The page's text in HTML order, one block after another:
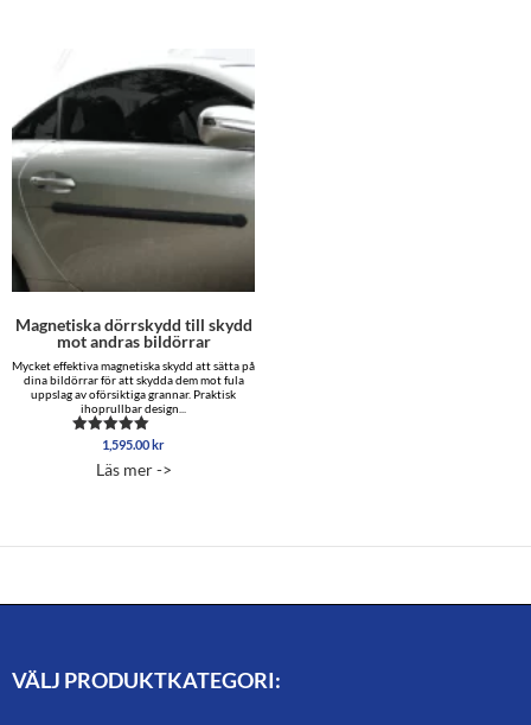
Magnetiska dörrskydd till skydd
mot andras bildörrar
Mycket effektiva magnetiska skydd att sätta på
dina bildörrar för att skydda dem mot fula
uppslag av oförsiktiga grannar. Praktisk
ihoprullbar design...
Betygsatt
av 5
1,595.00 kr
Läs mer ->
VÄLJ PRODUKTKATEGORI: